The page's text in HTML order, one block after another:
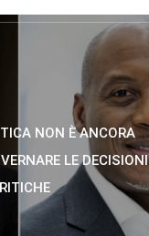
NON È ANCORA
LE DECISIONI